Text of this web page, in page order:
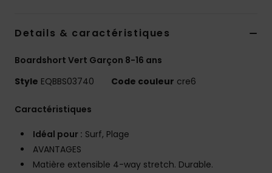
Details & caractéristiques
Boardshort Vert Garçon 8-16 ans
Style EQBBS03740 Code couleur cre6
Caractéristiques
Idéal pour : Surf, Plage
AVANTAGES
Matière extensible 4-way stretch. Durable.